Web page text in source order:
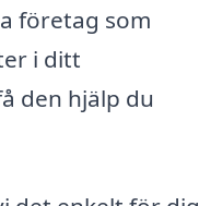
företag som
i ditt
den hjälp du